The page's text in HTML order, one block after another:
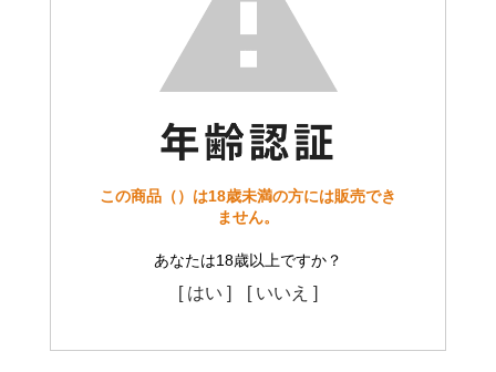
この商品（）は18歳未満の方には販売でき
ません。
あなたは18歳以上ですか？
[ はい ] [ いいえ ]